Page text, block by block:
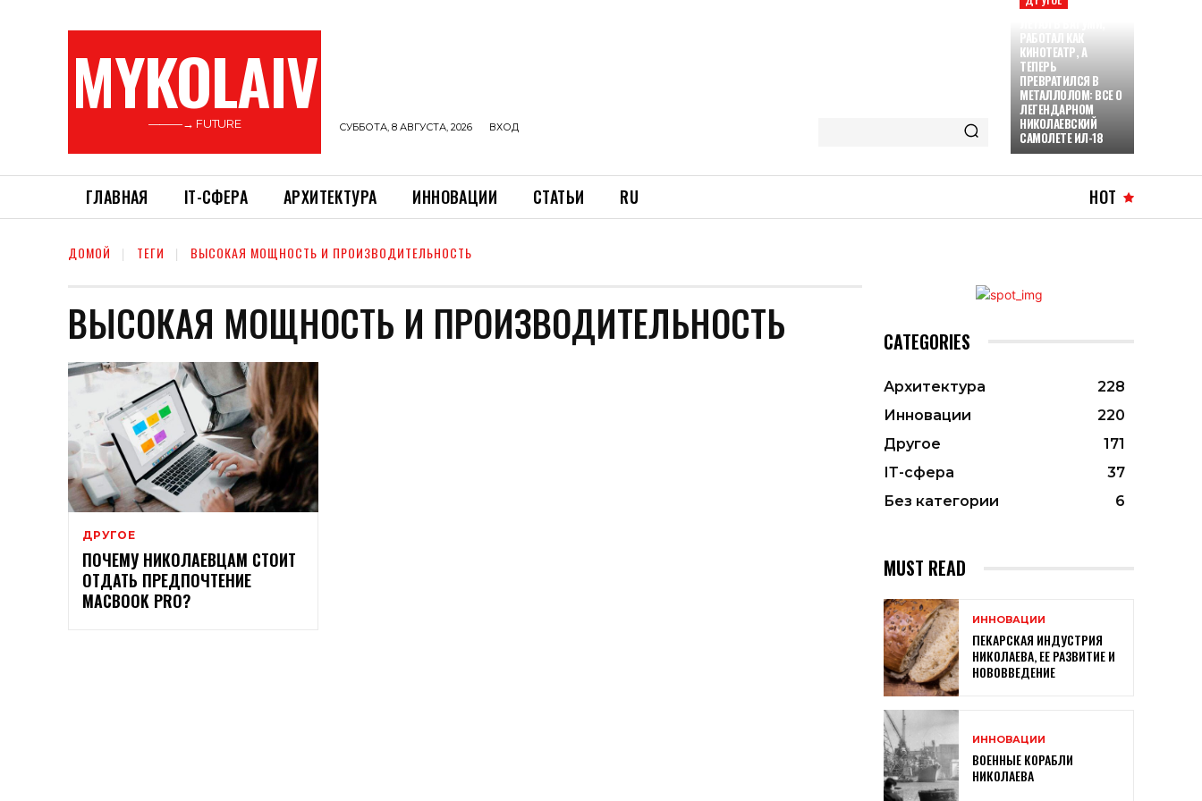
MYKOLAIV
———→ FUTURE СУББОТА, 8 АВГУСТА, 2026 ВХОД
РАБОТАЛ КАК
КИНОТЕАТР, А
ТЕПЕРЬ
ПРЕВРАТИЛСЯ В
МЕТАЛЛОЛОМ: ВСЕ О
ЛЕГЕНДАРНОМ
НИКОЛАЕВСКИЙ
САМОЛЕТЕ ИЛ-18
ГЛАВНАЯ ІТ-СФЕРА АРХИТЕКТУРА ИННОВАЦИИ СТАТЬИ RU HOT
ДОМОЙ ТЕГИ ВЫСОКАЯ МОЩНОСТЬ И ПРОИЗВОДИТЕЛЬНОСТЬ
ВЫСОКАЯ МОЩНОСТЬ И ПРОИЗВОДИТЕЛЬНОСТЬ
ДРУГОЕ
ПОЧЕМУ НИКОЛАЕВЦАМ СТОИТ
ОТДАТЬ ПРЕДПОЧТЕНИЕ
MACBOOK PRO?
CATEGORIES
Архитектура
228
Инновации
220
Другое
171
ІТ-сфера
37
Без категории
6
MUST READ
ИННОВАЦИИ
ПЕКАРСКАЯ ИНДУСТРИЯ
НИКОЛАЕВА, ЕЕ РАЗВИТИЕ И
НОВОВВЕДЕНИЕ
ИННОВАЦИИ
ВОЕННЫЕ КОРАБЛИ
НИКОЛАЕВА